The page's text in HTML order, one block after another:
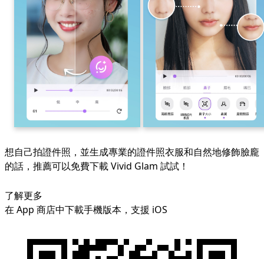
想自己拍證件照，並生成專業的證件照衣服和自然地修飾臉龐
的話，推薦可以免費下載 Vivid Glam 試試！
了解更多
在 App 商店中下載手機版本，支援 iOS